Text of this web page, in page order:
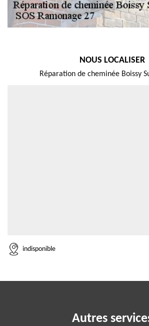
NOUS LOCALISER
Réparation de cheminée Boissy
indisponible
Autres